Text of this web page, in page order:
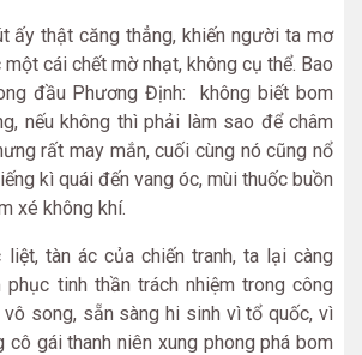
thật căng thẳng, khiến người ta mơ
cái chết mờ nhạt, không cụ thể. Bao
đầu Phương Định: không biết bom
nếu không thì phải làm sao để châm
rất may mắn, cuối cùng nó cũng nổ
kì quái đến vang óc, mùi thuốc buồn
xé không khí.
tàn ác của chiến tranh, ta lại càng
tinh thần trách nhiệm trong công
song, sẵn sàng hi sinh vì tổ quốc, vì
cô gái thanh niên xung phong phá bom